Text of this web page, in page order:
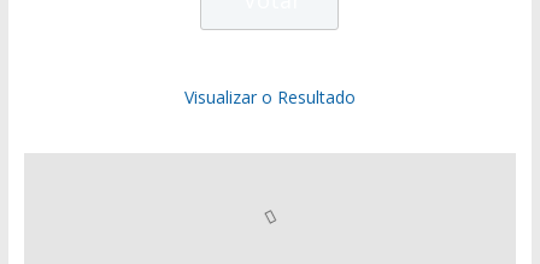
Visualizar o Resultado